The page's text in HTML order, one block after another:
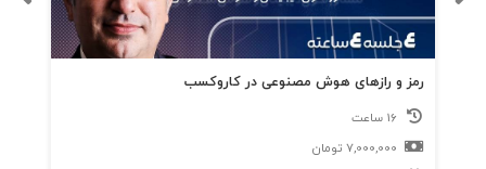
رمز و رازهای هوش مصنوعی در کاروکسب
7,000,000 تومان